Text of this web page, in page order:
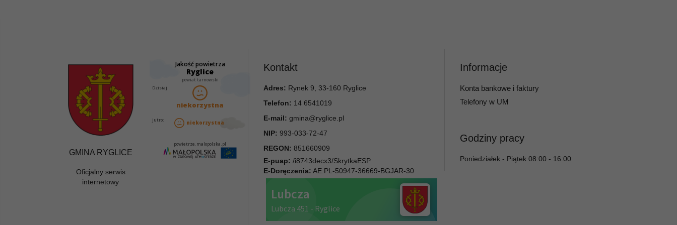
GMINA RYGLICE
Oficjalny serwis
internetowy
Kontakt
Adres: Rynek 9, 33-160 Ryglice
Telefon: 14 6541019
E-mail: gmina@ryglice.pl
NIP: 993-033-72-47
REGON: 851660909
E-puap: /i8743decx3/SkrytkaESP
E-Doręczenia: AE:PL-50947-36669-BGJAR-30
Informacje
Konta bankowe i faktury
Telefony w UM
Godziny pracy
Poniedziałek - Piątek 08:00 - 16:00